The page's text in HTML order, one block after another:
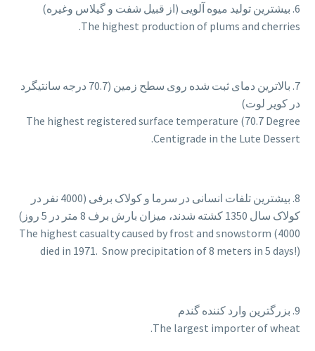
6. بیشترین تولید میوه آلویی (از قبیل شفت و گیلاس وغیره)
The highest production of plums and cherries.
7. بالاترین دمای ثبت شده روی سطح زمین (70.7 درجه سانتیگرد
در کویر لوت)
The highest registered surface temperature (70.7 Degree
Centigrade in the Lute Dessert.
8. بیشترین تلفات انسانی در سرما و کولاک برفی (4000 نفر در
کولاک سال 1350 کشته شدند، میزان بارش برف 8 متر در 5 روز)
The highest casualty caused by frost and snowstorm (4000
died in 1971. Snow precipitation of 8 meters in 5 days!)
9. بزرگترین وارد کننده گندم
The largest importer of wheat.